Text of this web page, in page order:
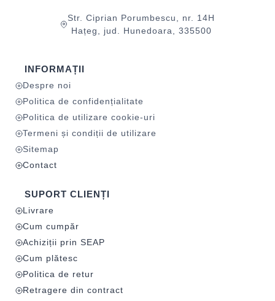
Str. Ciprian Porumbescu, nr. 14H
Hațeg, jud. Hunedoara, 335500
INFORMAȚII
Despre noi
Politica de confidențialitate
Politica de utilizare cookie-uri
Termeni și condiții de utilizare
Sitemap
Contact
SUPORT CLIENȚI
Livrare
Cum cumpăr
Achiziții prin SEAP
Cum plătesc
Politica de retur
Retragere din contract